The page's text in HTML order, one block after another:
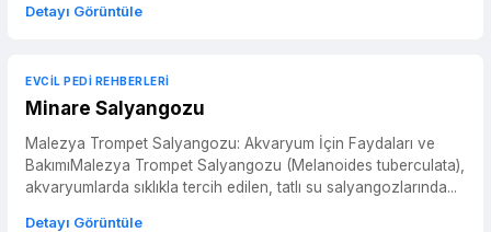
Detayı Görüntüle
EVCIL PEDI REHBERLERI
Minare Salyangozu
Malezya Trompet Salyangozu: Akvaryum İçin Faydaları ve
BakımıMalezya Trompet Salyangozu (Melanoides tuberculata),
akvaryumlarda sıklıkla tercih edilen, tatlı su salyangozlarında...
Detayı Görüntüle